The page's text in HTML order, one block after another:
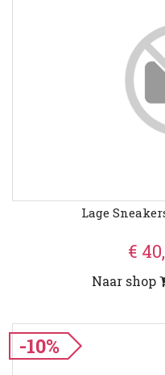
Lage
€
Naar shop
-10%